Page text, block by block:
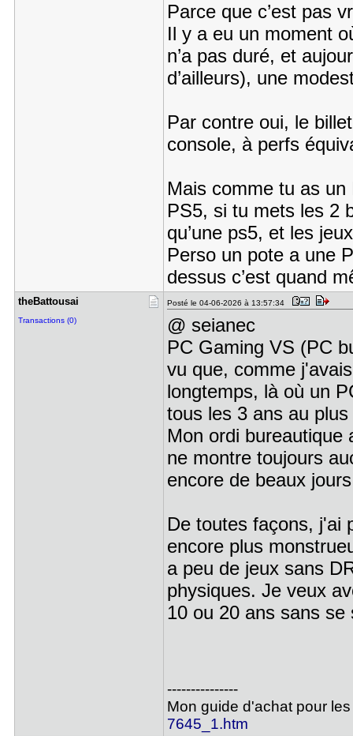
Parce que c’est pas
Il y a eu un moment
n’a pas duré, et
d’ailleurs), une
Par contre oui, le
console, à perfs
Mais comme tu as
PS5, si tu mets les 2
qu’une ps5, et les
Perso un pote a une
dessus c’est quand
theBattous​ai
Transactions (0)
Posté le 04-06-2026 à 13:57:34
@ seianec
PC Gaming VS (PC
vu que, comme
longtemps, là où un
tous les 3 ans au
Mon ordi bureautique
ne montre toujours
encore de beaux
De toutes façons, j'ai
encore plus
a peu de jeux sans
physiques. Je veux
10 ou 20 ans sans
---------------
Mon guide d'achat pour
7645_1.htm